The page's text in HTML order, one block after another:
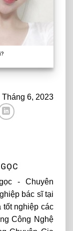
6, 2023
- Chuyên
bác sĩ tại
tốt nghiệp các
Công Nghệ